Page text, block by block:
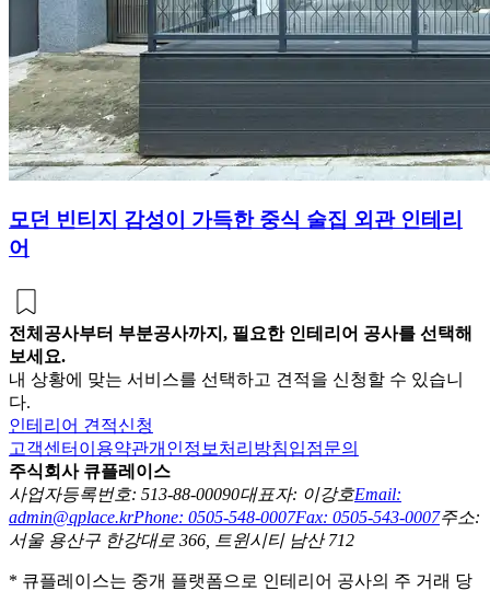
모던 빈티지 감성이 가득한 중식 술집 외관 인테리
어
전체공사부터 부분공사까지, 필요한 인테리어 공사를 선택해
보세요.
내 상황에 맞는 서비스를 선택하고 견적을 신청할 수 있습니
다.
인테리어 견적신청
고객센터 이용약관개인정보처리방침입점문의
주식회사 큐플레이스
사업자등록번호: 513-88-00090대표자: 이강호Email:
admin@qplace.krPhone: 0505-548-0007Fax: 0505-543-0007주소:
서울 용산구 한강대로 366, 트윈시티 남산 712
* 큐플레이스는 중개 플랫폼으로 인테리어 공사의 주 거래 당